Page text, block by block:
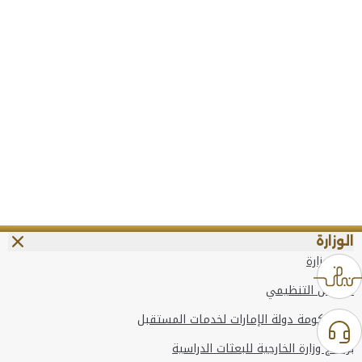
الوزارة
عن الوزارة
الهيكل التنظيمي
وعد حكومة دولة الإمارات لخدمات المستقبل
برنامج وزارة الخارجية للبعثات الدراسية